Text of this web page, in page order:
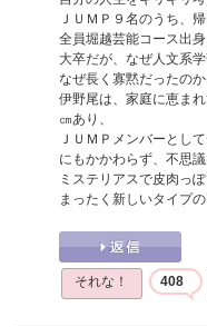
ＪＵＭＰ９名のうち、
全員堀越芸能コース出
大卒だが、なぜ人文系学
なぜ長く寡黙だったのか
伊野尾は、家庭に恵ま
㎝あり、
ＪＵＭＰメンバーとし
にもかかわらず、不思議
ミステリアスで皮肉っ
まったく新しいタイプ
それな！ 408